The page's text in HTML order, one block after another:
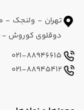
تهران - ولنجک -
دوقلوی کوروش - پلاک 82 - طبقه